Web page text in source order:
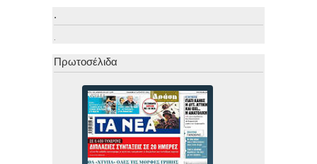
.
.
Πρωτοσέλιδα